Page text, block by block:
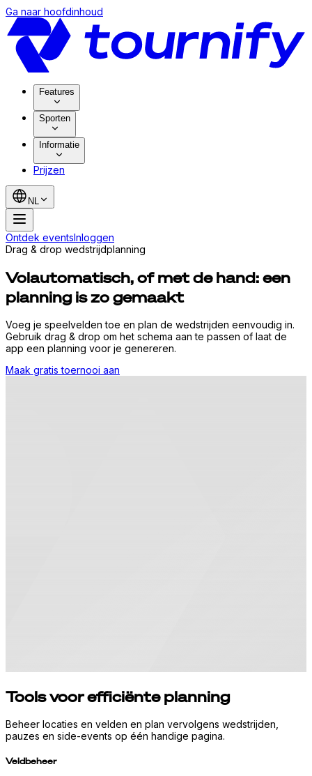
Ga naar hoofdinhoud
Features
Sporten
Informatie
Prijzen
NL
Ontdek eventsInloggen
Drag & drop wedstrijdplanning
Volautomatisch, of met de hand: een
planning is zo gemaakt
Voeg je speelvelden toe en plan de wedstrijden eenvoudig in.
Gebruik drag & drop om het schema aan te passen of laat de
app een planning voor je genereren.
Maak gratis toernooi aan
Tools voor efficiënte planning
Beheer locaties en velden en plan vervolgens wedstrijden,
pauzes en side-events op één handige pagina.
Veldbeheer